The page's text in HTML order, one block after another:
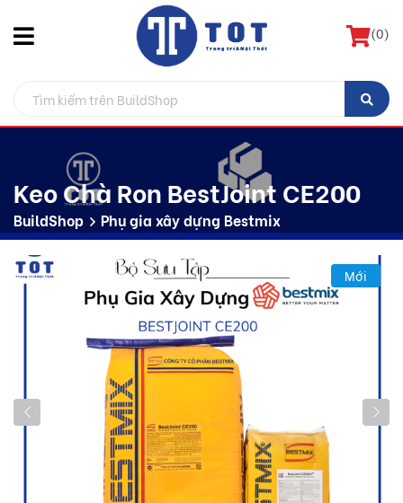
(0)
Keo Chà Ron BestJoint CE200
BuildShop Phụ gia xây dựng Bestmix
Mới